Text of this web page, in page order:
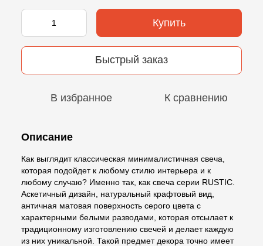
Купить
Быстрый заказ
В избранное К сравнению
Описание
Как выглядит классическая минималистичная свеча,
которая подойдет к любому стилю интерьера и к
любому случаю? Именно так, как свеча серии RUSTIC.
Аскетичный дизайн, натуральный крафтовый вид,
античная матовая поверхность серого цвета с
характерными белыми разводами, которая отсылает к
традиционному изготовлению свечей и делает каждую
из них уникальной. Такой предмет декора точно имеет